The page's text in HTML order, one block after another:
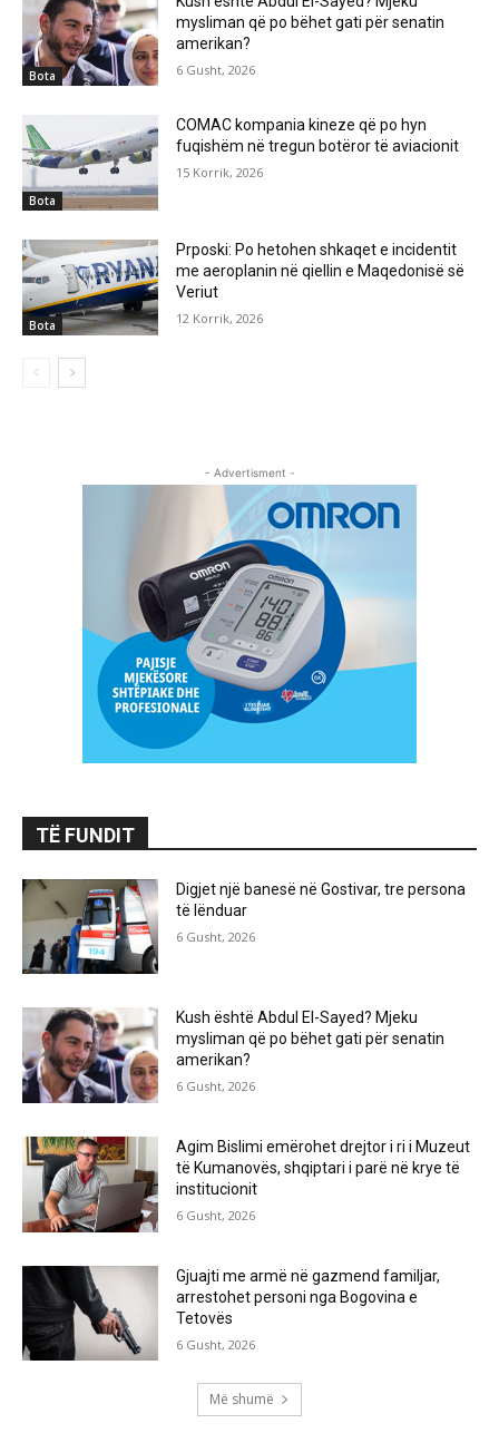
Bota
mysliman që po bëhet gati për senatin
amerikan?
6 Gusht, 2026
Bota
COMAC kompania kineze që po hyn
fuqishëm në tregun botëror të aviacionit
15 Korrik, 2026
Bota
Prposki: Po hetohen shkaqet e incidentit
me aeroplanin në qiellin e Maqedonisë së
Veriut
12 Korrik, 2026
- Advertisment -
TË FUNDIT
Digjet një banesë në Gostivar, tre persona
të lënduar
6 Gusht, 2026
Kush është Abdul El-Sayed? Mjeku
mysliman që po bëhet gati për senatin
amerikan?
6 Gusht, 2026
Agim Bislimi emërohet drejtor i ri i Muzeut
të Kumanovës, shqiptari i parë në krye të
institucionit
6 Gusht, 2026
Gjuajti me armë në gazmend familjar,
arrestohet personi nga Bogovina e
Tetovës
6 Gusht, 2026
Më shumë